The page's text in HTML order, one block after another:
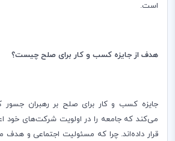
است.
هدف از جایزه کسب و کار برای صلح چیست؟
جایزه کسب و کار برای صلح بر رهبران جسور
می‌کند که جامعه را در اولویت شرکت‌های خود
قرار داده‌اند. چرا که مسئولیت اجتماعی و هدف